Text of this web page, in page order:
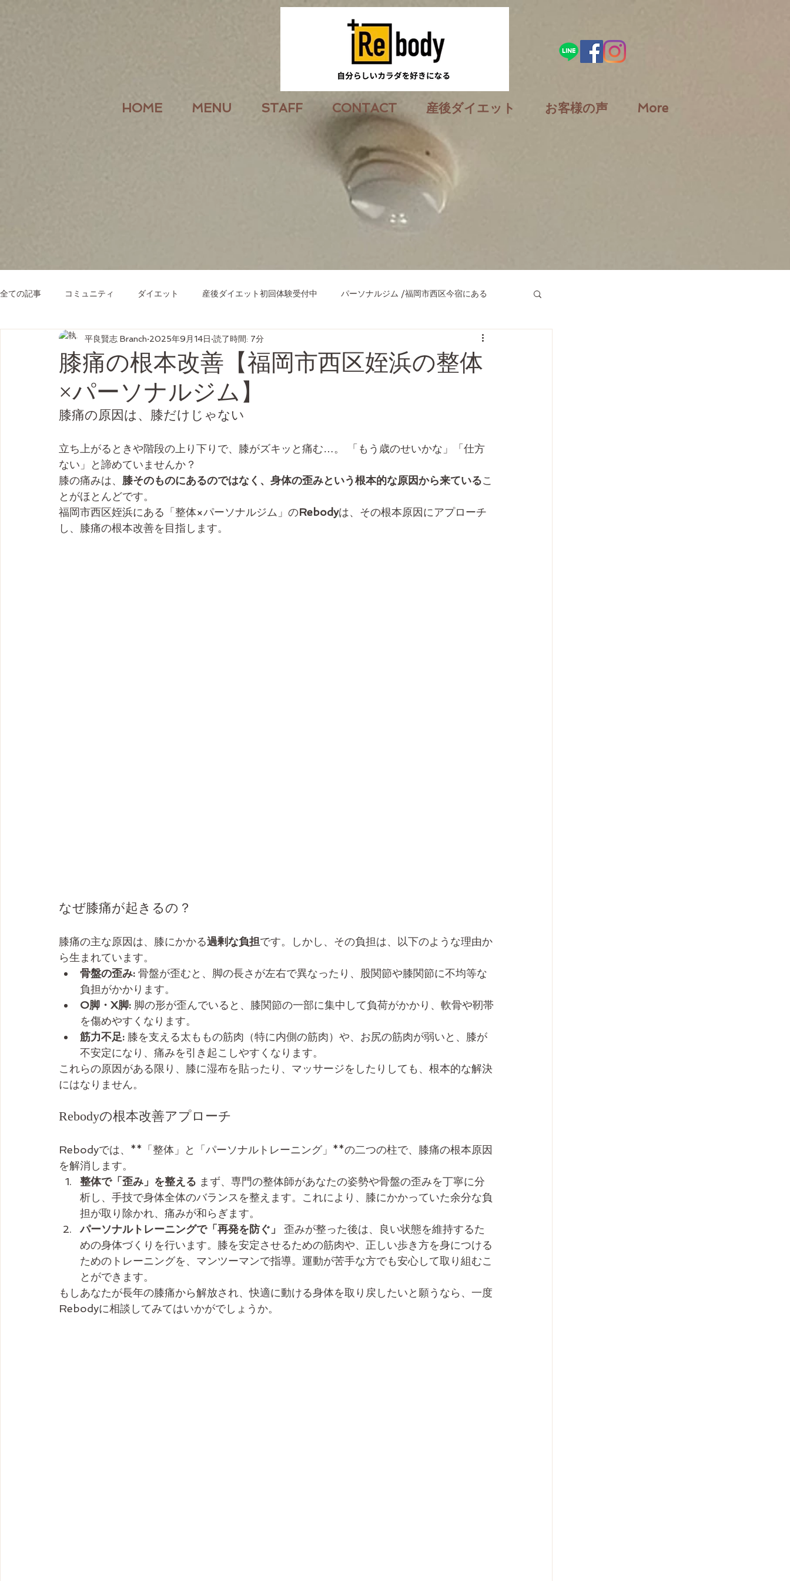
HOME MENU STAFF CONTACT 産後ダイエット お客様の声 More
全ての記事 コミュニティ ダイエット 産後ダイエット初回体験受付中 パーソナルジム /福岡市西区今宿にある
膝痛の根本改善【福岡市西区姪浜の整体
×パーソナルジム】
平良賢志 Branch 2025年9月14日 読了時間: 7分
膝痛の原因は、膝だけじゃない
立ち上がるときや階段の上り下りで、膝がズキッと痛む…。 「もう歳のせいかな」「仕方
ない」と諦めていませんか？
膝の痛みは、 膝そのものにあるのではなく、身体の歪みという根本的な原因から来ているこ
とがほとんどです。
福岡市西区姪浜にある「整体×パーソナルジム」のRebodyは、その根本原因にアプローチ
し、膝痛の根本改善を目指します。
なぜ膝痛が起きるの？
膝痛の主な原因は、膝にかかる過剰な負担です。しかし、その負担は、以下のような理由か
ら生まれています。
骨盤の歪み: 骨盤が歪むと、脚の長さが左右で異なったり、股関節や膝関節に不均等な
負担がかかります。
O脚・X脚: 脚の形が歪んでいると、膝関節の一部に集中して負荷がかかり、軟骨や靭帯
を傷めやすくなります。
筋力不足: 膝を支える太ももの筋肉（特に内側の筋肉）や、お尻の筋肉が弱いと、膝が
不安定になり、痛みを引き起こしやすくなります。
これらの原因がある限り、膝に湿布を貼ったり、マッサージをしたりしても、根本的な解決
にはなりません。
Rebodyの根本改善アプローチ
Rebodyでは、**「整体」と「パーソナルトレーニング」**の二つの柱で、膝痛の根本原因
を解消します。
整体で「歪み」を整える まず、専門の整体師があなたの姿勢や骨盤の歪みを丁寧に分
析し、手技で身体全体のバランスを整えます。これにより、膝にかかっていた余分な負
担が取り除かれ、痛みが和らぎます。
パーソナルトレーニングで「再発を防ぐ」
歪みが整った後は、良い状態を維持するた
めの身体づくりを行います。膝を安定させるための筋肉や、正しい歩き方を身につける
ためのトレーニングを、マンツーマンで指導。運動が苦手な方でも安心して取り組むこ
とができます。
もしあなたが長年の膝痛から解放され、快適に動ける身体を取り戻したいと願うなら、一度
Rebodyに相談してみてはいかがでしょうか。